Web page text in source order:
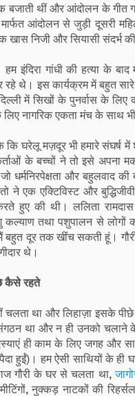
बजाती थीं और आंदोलन के गीत
आंदोलन से जुड़ी दूसरी
खास निजी और सियासी संदर्भ
इंदिरा गांधी की हत्या के
थे। इस कार्यक्रम में बहुत
में सिखों के पुनर्वास के लिए
लिए नागरिक एकता मंच के साथ
कि घरेलू मज़दूर भी हमारे संघर्ष
के बच्चों ने तो इसे अपना
धर्मनिरपेक्षता और बहुलवाद
ने एक एक्टिविस्ट और
हुए की थी। ललिता
तथा पशुपालन से लोगों
दूर तक खींच सकती हूं। गौरी
थे।
कैसे रहते
चलता था और लिहाज़ा इसके पीछे
था और न ही उनको चलाने
ही काम के लिए जगह और
हुईं)। हम ऐसी साथियों के ही
गौरी के घर से चलता था,
,नुक्कड़ नाटकों की